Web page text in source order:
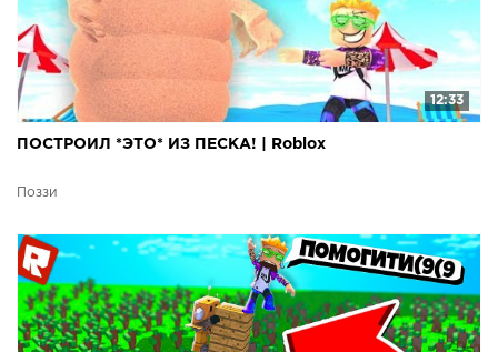
12:33
ПОСТРОИЛ *ЭТО* ИЗ ПЕСКА! | Roblox
Поззи